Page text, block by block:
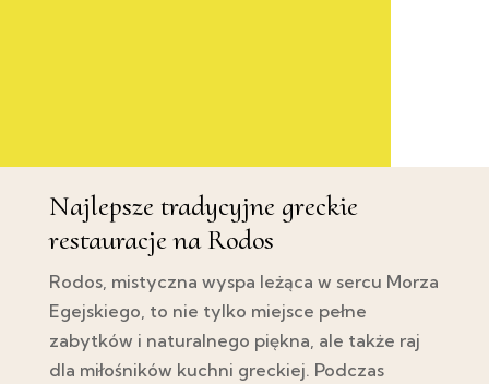
Najlepsze tradycyjne greckie
restauracje na Rodos
Rodos, mistyczna wyspa leżąca w sercu Morza
Egejskiego, to nie tylko miejsce pełne
zabytków i naturalnego piękna, ale także raj
dla miłośników kuchni greckiej. Podczas